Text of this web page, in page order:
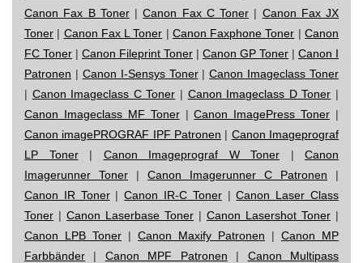
Canon Fax B Toner|Canon Fax C Toner | Canon Fax JX
Toner | Canon Fax L Toner | Canon Faxphone Toner |Canon
FC Toner | Canon Fileprint Toner | Canon GP Toner | Canon I
Patronen | Canon I-Sensys Toner|Canon Imageclass Toner
| Canon Imageclass C Toner | Canon Imageclass D Toner |
Canon Imageclass MF Toner|Canon ImagePress Toner |
Canon imagePROGRAF IPF Patronen | Canon Imageprograf
LP Toner| Canon Imageprograf W Toner | Canon
Imagerunner Toner | Canon Imagerunner C Patronen |
Canon IR Toner|Canon IR-C Toner|Canon Laser Class
Toner | Canon Laserbase Toner | Canon Lasershot Toner |
Canon LPB Toner | Canon Maxify Patronen | Canon MP
Farbbänder | Canon MPF Patronen | Canon Multipass